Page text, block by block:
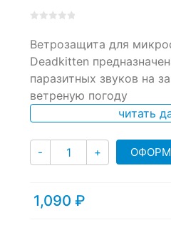
out
on
customer
ratings
Ветрозащита для
Deadkitten
паразитных звуков на
ветреную погоду
читать
- Количество
+
1,090 ₽